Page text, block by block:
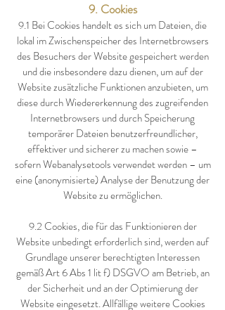
9. Cookies
9.1 Bei Cookies handelt es sich um Dateien, die
lokal im Zwischenspeicher des Internetbrowsers
des Besuchers der Website gespeichert werden
und die insbesondere dazu dienen, um auf der
Website zusätzliche Funktionen anzubieten, um
diese durch Wiedererkennung des zugreifenden
Internetbrowsers und durch Speicherung
temporärer Dateien benutzerfreundlicher,
effektiver und sicherer zu machen sowie –
sofern Webanalysetools verwendet werden – um
eine (anonymisierte) Analyse der Benutzung der
Website zu ermöglichen.
9.2 Cookies, die für das Funktionieren der
Website unbedingt erforderlich sind, werden auf
Grundlage unserer berechtigten Interessen
gemäß Art 6 Abs 1 lit f) DSGVO am Betrieb, an
der Sicherheit und an der Optimierung der
Website eingesetzt. Allfällige weitere Cookies